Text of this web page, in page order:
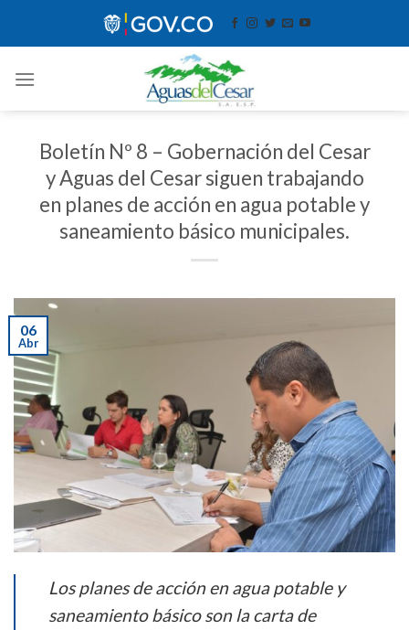
Boletín Nº 8 – Gobernación del Cesar
y Aguas del Cesar siguen trabajando
en planes de acción en agua potable y
saneamiento básico municipales.
06
Abr
Los planes de acción en agua potable y
saneamiento básico son la carta de